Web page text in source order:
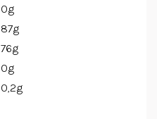
0g
87g
76g
0g
0,2g